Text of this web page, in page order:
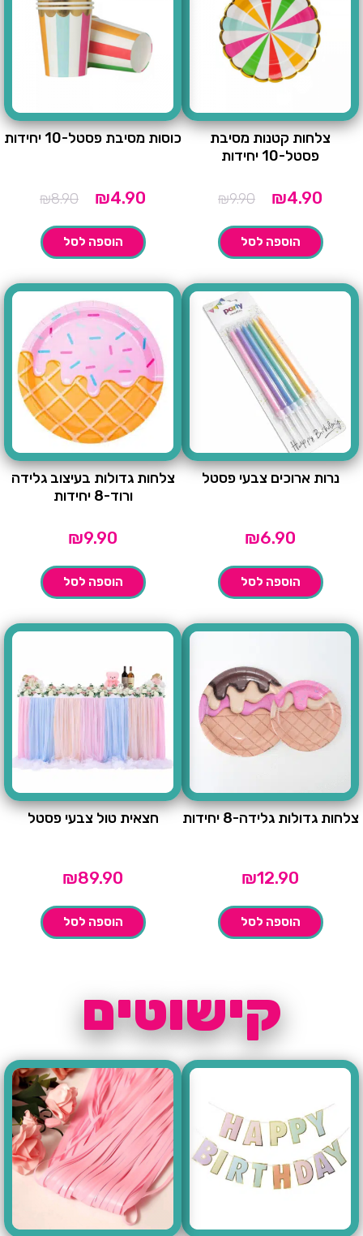
צלחות קטנות מסיבת
פסטל-10 יחידות
₪9.90
המחיר
היה:
₪4.90
הוא:
הוספה לסל
כוסות מסיבת פסטל-10 יחידות
₪8.90
המחיר
היה:
₪4.90
הוא:
הוספה לסל
נרות ארוכים צבעי פסטל
₪6.90
הוספה לסל
צלחות גדולות בעיצוב גלידה
ורוד-8 יחידות
₪9.90
הוספה לסל
צלחות גדולות גלידה-8 יחידות
₪12.90
הוספה לסל
חצאית טול צבעי פסטל
₪89.90
הוספה לסל
קישוטים